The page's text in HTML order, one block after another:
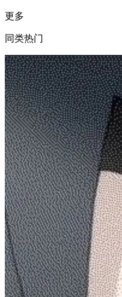
更多
同类热门